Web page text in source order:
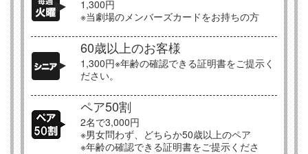
1,300円
※当劇場のメンバーズカードをお持ちの方
60歳以上のお客様
1,300円※年齢の確認できる証明書をご提示く
ださい。
ペア50割
2名で3,000円
※男女問わず、どちらか50歳以上のペア
※年齢の確認できる証明書をご提示くださ